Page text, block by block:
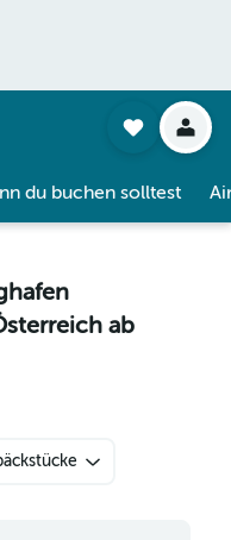
du buchen solltest
ab